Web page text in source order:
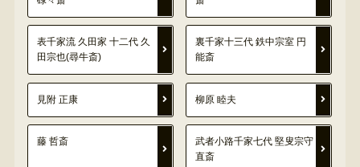
表千家流 久田家 十二代 久
田宗也(尋牛斎)
裏千家十三代 鉄中宗室 円
能斎
見附 正康 柳原 睦夫
藤 哲斎
武者小路千家七代 堅叟宗守
直斎